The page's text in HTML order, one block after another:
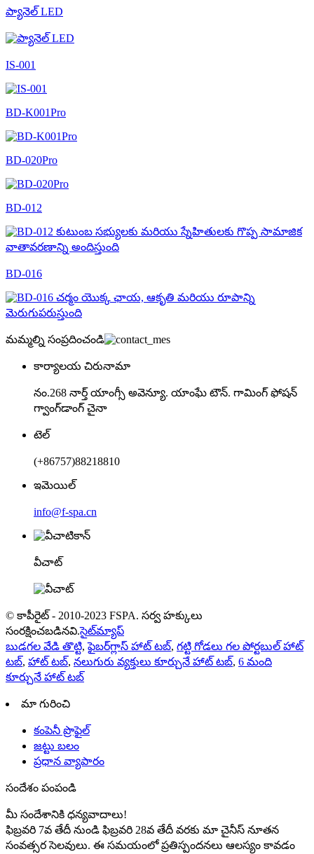
ప్యానెల్ LED
IS-001
BD-K001Pro
BD-020Pro
BD-012
BD-016
మమ్మల్ని సంప్రదించండి
కార్యాలయ చిరునామా
నం.268 నార్త్ యాంగ్సీ అవెన్యూ. యాంఘే టౌన్. గామింగ్ ఫోషన్
గ్వాంగ్‌డాంగ్ చైనా
టెల్
(+86757)88218810
ఇమెయిల్
info@f-spa.cn
వీచాట్
© కాపీరైట్ - 2010-2023 FSPA. సర్వ హక్కులు
సంరక్షించబడినవి.సైట్‌మ్యాప్
బుడగల వేడి తొట్టి,ఫైబర్‌గ్లాస్ హాట్ టబ్, గట్టి గోడలు గల పోర్టబుల్ హాట్
టబ్, హాట్ టబ్, నలుగురు వ్యక్తులు కూర్చునే హాట్ టబ్, 6 మంది
కూర్చునే హాట్ టబ్
మా గురించి
కంపెనీ ప్రొఫైల్
జట్టు బలం
ప్రధాన వ్యాపారం
సందేశం పంపండి
మీ సందేశానికి ధన్యవాదాలు!
ఫిబ్రవరి 7వ తేదీ నుండి ఫిబ్రవరి 28వ తేదీ వరకు మా చైనీస్ నూతన
సంవత్సర సెలవులు. ఈ సమయంలో ప్రతిస్పందనలు ఆలస్యం కావడం